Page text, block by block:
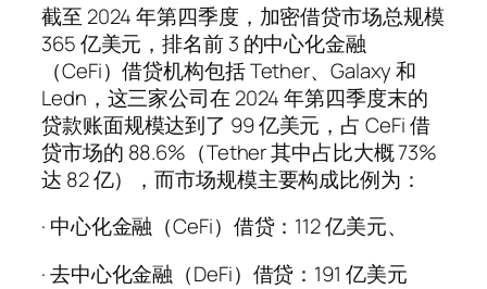
截至 2024 年第四季度，加密借贷市场总规模
365 亿美元，排名前 3 的中心化金融
（CeFi）借贷机构包括 Tether、Galaxy 和
Ledn，这三家公司在 2024 年第四季度末的
贷款账面规模达到了 99 亿美元，占 CeFi 借
贷市场的 88.6%（Tether 其中占比大概 73%
达 82 亿），而市场规模主要构成比例为：
· 中心化金融（CeFi）借贷：112 亿美元、
· 去中心化金融（DeFi）借贷：191 亿美元